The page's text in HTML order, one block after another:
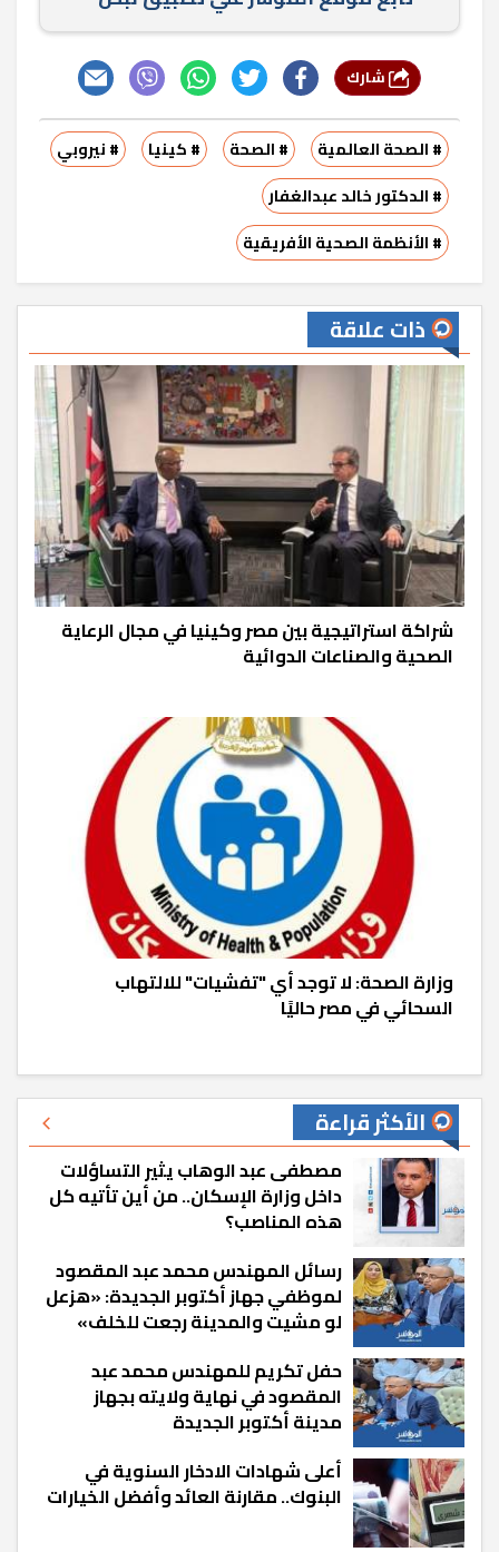
# الصحة العالمية # الصحة # كينيا
# نيروبي
# الدكتور خالد عبدالغفار
# الأنظمة الصحية الأفريقية
ذات علاقة
شراكة استراتيجية بين مصر وكينيا في مجال الرعاية
الصحية والصناعات الدوائية
وزارة الصحة: لا توجد أي "تفشيات" للالتهاب
السحائي في مصر حاليًا
الأكثر قراءة
مصطفى عبد الوهاب يثير التساؤلات
داخل وزارة الإسكان.. من أين تأتيه كل
هذه المناصب؟
رسائل المهندس محمد عبد المقصود
لموظفي جهاز أكتوبر الجديدة: «هزعل
لو مشيت والمدينة رجعت للخلف»
حفل تكريم للمهندس محمد عبد
المقصود في نهاية ولايته بجهاز
مدينة أكتوبر الجديدة
أعلى شهادات الادخار السنوية في
البنوك.. مقارنة العائد وأفضل الخيارات